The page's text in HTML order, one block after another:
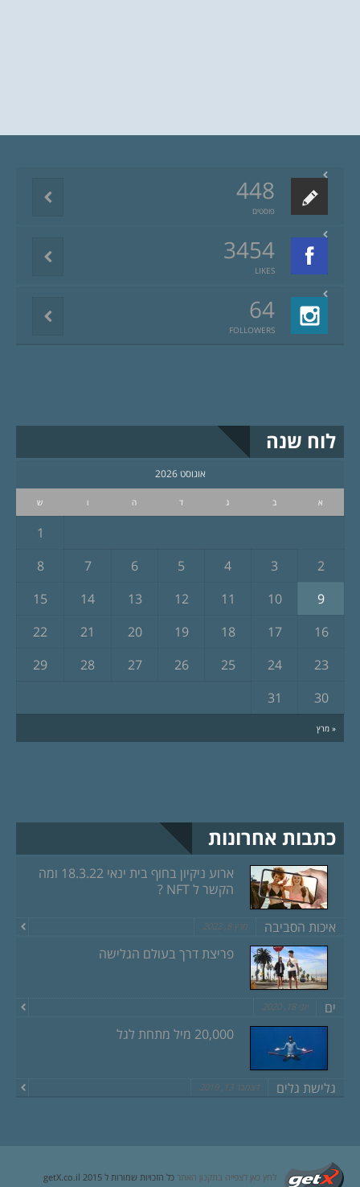
448
פוסטים
3454
LIKES
64
FOLLOWERS
לוח שנה
אוגוסט 2026
א ב ג ד ה ו ש
« מרץ
1
2
3
4
5
6
7
8
9
10
11
12
13
14
15
16
17
18
19
20
21
22
23
24
25
26
27
28
29
30
31
כתבות אחרונות
ארוע ניקיון בחוף בית ינאי 18.3.22 ומה
הקשר ל NFT ?
איכות הסביבה מרץ 8, 2022
פריצת דרך בעולם הגלישה
ים יוני 18, 2020
20,000 מיל מתחת לגל
גלישת גלים דצמבר 13, 2019
לחץ כאן לצפייה בתקנון האתר כל הזכויות שמורות ל getX.co.il 2015